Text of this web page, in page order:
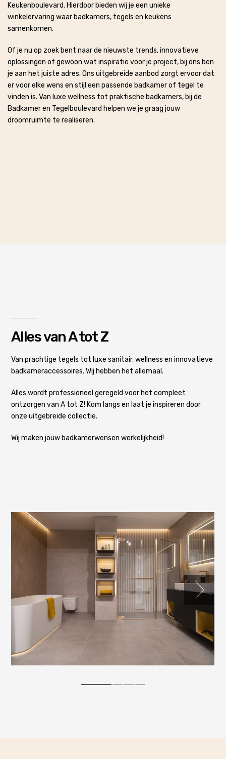
Keukenboulevard. Hierdoor bieden wij je een unieke
winkelervaring waar badkamers, tegels en keukens
samenkomen.
Of je nu op zoek bent naar de nieuwste trends, innovatieve
oplossingen of gewoon wat inspiratie voor je project, bij ons ben
je aan het juiste adres. Ons uitgebreide aanbod zorgt ervoor dat
er voor elke wens en stijl een passende badkamer of tegel te
vinden is. Van luxe wellness tot praktische badkamers, bij de
Badkamer en Tegelboulevard helpen we je graag jouw
droomruimte te realiseren.
Alles van A tot Z
Van prachtige tegels tot luxe sanitair, wellness en innovatieve
badkameraccessoires. Wij hebben het allemaal.
Alles wordt professioneel geregeld voor het compleet
ontzorgen van A tot Z! Kom langs en laat je inspireren door
onze uitgebreide collectie.
Wij maken jouw badkamerwensen werkelijkheid!